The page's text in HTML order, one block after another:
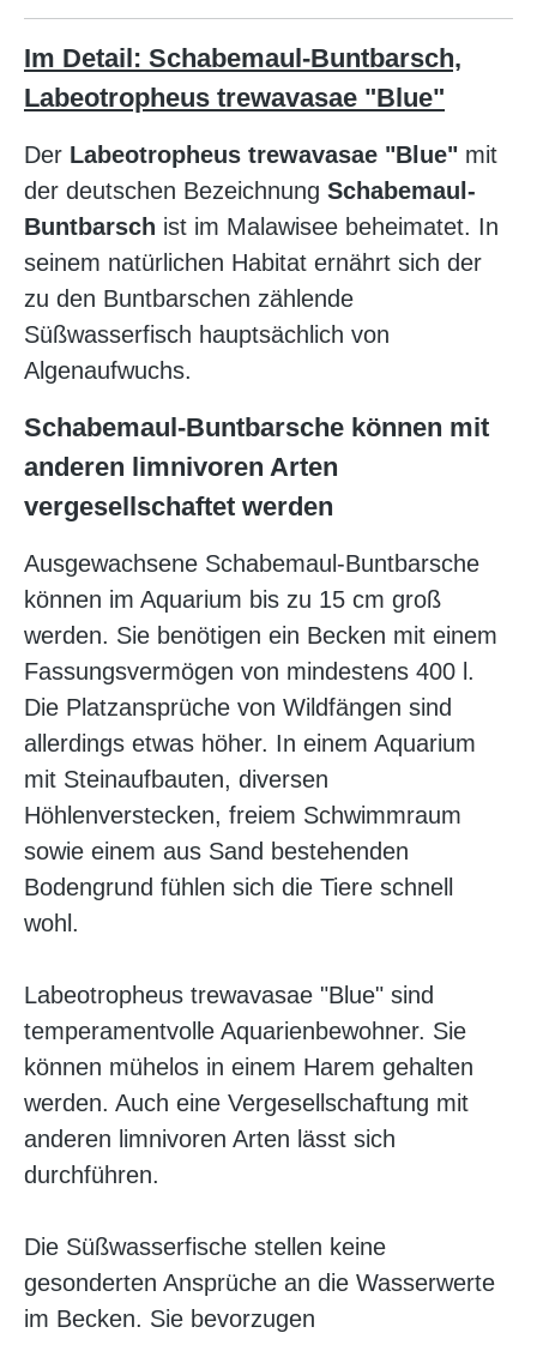
Im Detail: Schabemaul-Buntbarsch,
Labeotropheus trewavasae "Blue"
Der Labeotropheus trewavasae "Blue" mit
der deutschen Bezeichnung Schabemaul-
Buntbarsch ist im Malawisee beheimatet. In
seinem natürlichen Habitat ernährt sich der
zu den Buntbarschen zählende
Süßwasserfisch hauptsächlich von
Algenaufwuchs.
Schabemaul-Buntbarsche können mit
anderen limnivoren Arten
vergesellschaftet werden
Ausgewachsene Schabemaul-Buntbarsche
können im Aquarium bis zu 15 cm groß
werden. Sie benötigen ein Becken mit einem
Fassungsvermögen von mindestens 400 l.
Die Platzansprüche von Wildfängen sind
allerdings etwas höher. In einem Aquarium
mit Steinaufbauten, diversen
Höhlenverstecken, freiem Schwimmraum
sowie einem aus Sand bestehenden
Bodengrund fühlen sich die Tiere schnell
wohl.
Labeotropheus trewavasae "Blue" sind
temperamentvolle Aquarienbewohner. Sie
können mühelos in einem Harem gehalten
werden. Auch eine Vergesellschaftung mit
anderen limnivoren Arten lässt sich
durchführen.
Die Süßwasserfische stellen keine
gesonderten Ansprüche an die Wasserwerte
im Becken. Sie bevorzugen